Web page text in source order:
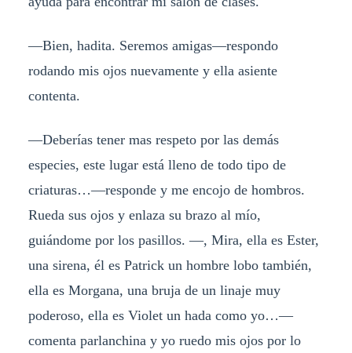
—Bien, hadita. Seremos amigas—respondo
rodando mis ojos nuevamente y ella asiente
contenta.
—Deberías tener mas respeto por las demás
especies, este lugar está lleno de todo tipo de
criaturas…—responde y me encojo de hombros.
Rueda sus ojos y enlaza su brazo al mío,
guiándome por los pasillos. —, Mira, ella es Ester,
una sirena, él es Patrick un hombre lobo también,
ella es Morgana, una bruja de un linaje muy
poderoso, ella es Violet un hada como yo…—
comenta parlanchina y yo ruedo mis ojos por lo